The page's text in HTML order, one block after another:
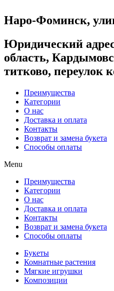
Наро-Фоминск,
Юридический
область,
титково, переулок
Преимущества
Категории
О нас
Доставка и оплата
Контакты
Возврат и замена букета
Способы оплаты
Menu
Преимущества
Категории
О нас
Доставка и оплата
Контакты
Возврат и замена букета
Способы оплаты
Букеты
Комнатные растения
Мягкие игрушки
Композиции